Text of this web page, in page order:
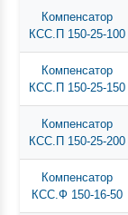
Компенсатор
КСС.П 150-25-100
Компенсатор
КСС.П 150-25-150
Компенсатор
КСС.П 150-25-200
Компенсатор
КСС.Ф 150-16-50